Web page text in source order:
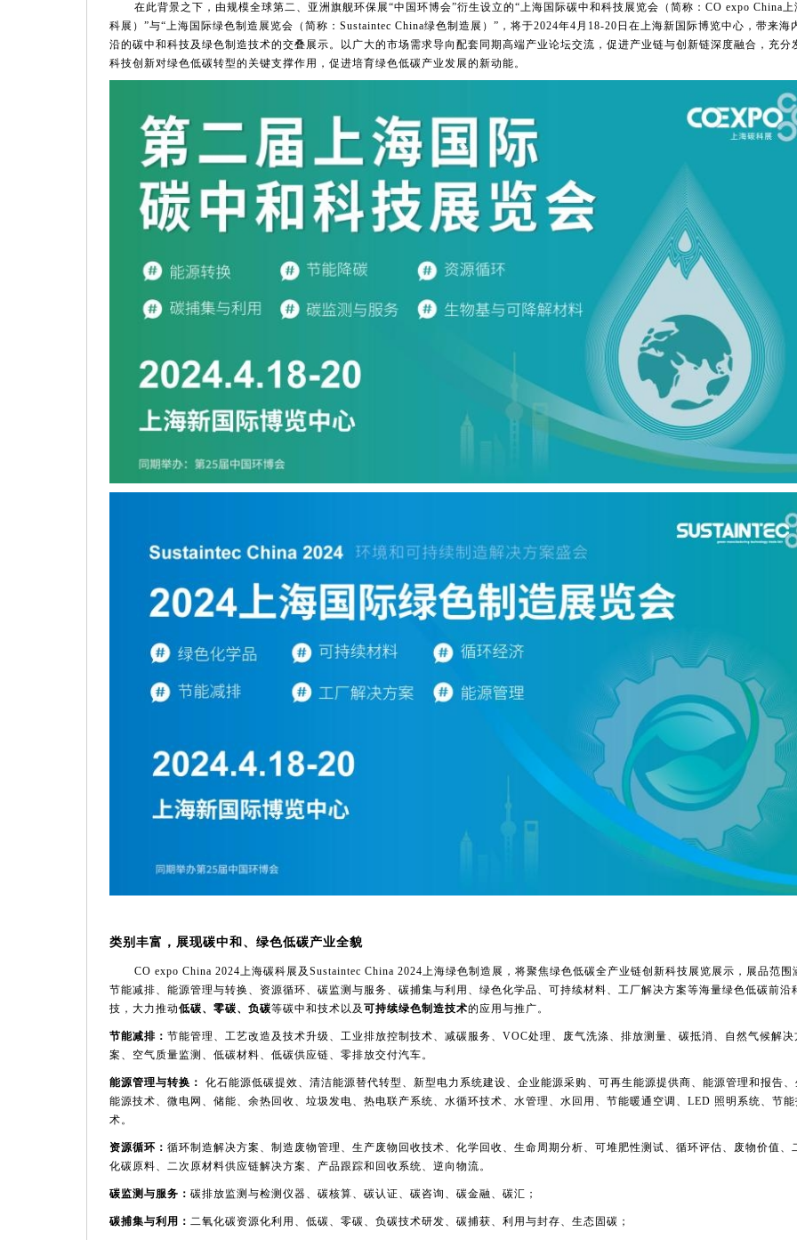
在此背景之下，由规模全球第二、亚洲旗舰环保展“中国环博会”衍生设立的“上海国际碳中和科技展览会（简称：CO expo China上
科展）”与“上海国际绿色制造展览会（简称：Sustaintec China绿色制造展）”，将于2024年4月18-20日在上海新国际博览中心，带来海
沿的碳中和科技及绿色制造技术的交叠展示。以广大的市场需求导向配套同期高端产业论坛交流，促进产业链与创新链深度融合，充分
科技创新对绿色低碳转型的关键支撑作用，促进培育绿色低碳产业发展的新动能。
类别丰富，展现碳中和、绿色低碳产业全貌
CO expo China 2024上海碳科展及Sustaintec China 2024上海绿色制造展，将聚焦绿色低碳全产业链创新科技展览展示，展品范围
节能减排、能源管理与转换、资源循环、碳监测与服务、碳捕集与利用、绿色化学品、可持续材料、工厂解决方案等海量绿色低碳前沿
技，大力推动低碳、零碳、负碳等碳中和技术以及 可持续绿色制造技术的应用与推广。
节能减排： 节能管理、工艺改造及技术升级、 工业排放控制技术、减碳服务、 VOC处理、废气洗涤、排放测量、碳抵消、自然气候解决
案、空气质量监测、低碳材料、低碳供应链、零排放交付汽车。
能源管理与转换：
化石能源低碳提效、清洁能源替代转型、新型电力系统建设、企业能源采购、可再生能源提供商、能源管理和报告
能源技术、微电网、储能、余热回收、垃圾发电、热电联产系统、水循环技术、水管理、水回用、节能暖通空调、LED 照明系统、节
术。
资源循环： 循环制造解决方案、制造废物管理、生产废物回收技术、化学回收、生命周期分析、可堆肥性测试、循环评估、废物价值、
化碳原料、二次原材料供应链解决方案、产品跟踪和回收系统、逆向物流。
碳监测与服务： 碳排放监测与检测仪器、碳核算、碳认证、碳咨询、碳金融、碳汇；
碳捕集与利用： 二氧化碳资源化利用、低碳、零碳、负碳技术研发、碳捕获、利用与封存、生态固碳；